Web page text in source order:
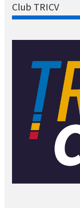
Club TRICV